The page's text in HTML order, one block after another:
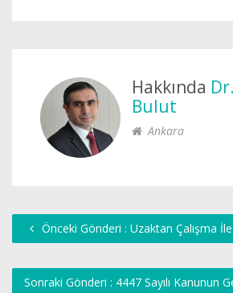
Hakkında
Bulut
Ankara
Önceki Gönderi : Uzaktan Çalışma
Sonraki Gönderi : 4447 Sayılı